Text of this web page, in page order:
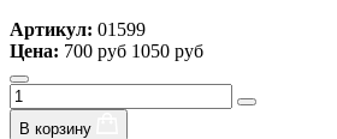
Артикул: 01599
Цена: 700 руб 1050 руб
В корзину